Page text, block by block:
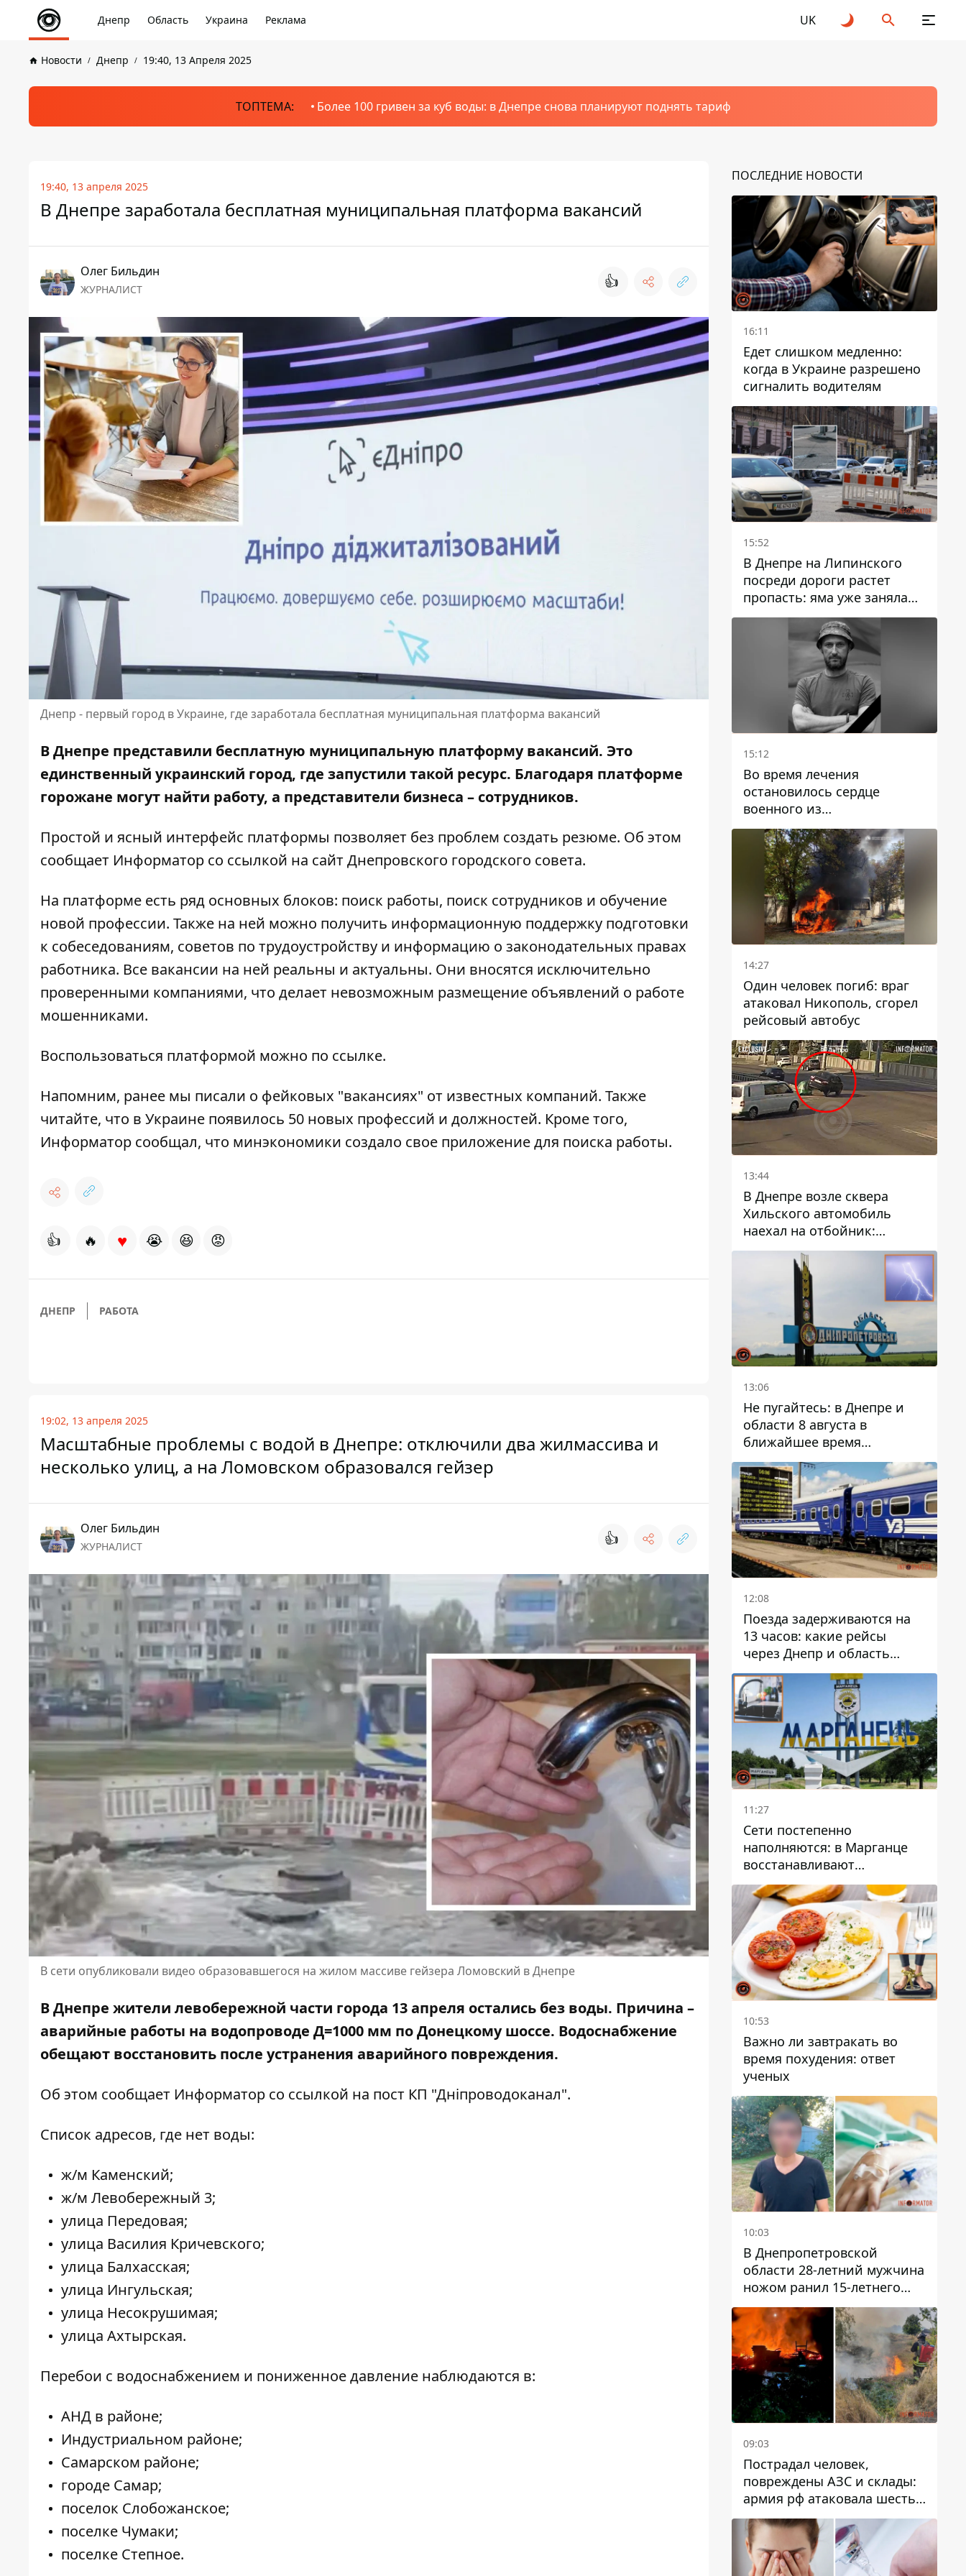
Днепр Область Украина Реклама UK
Новости Днепр 19:40, 13 Апреля 2025
ТОПТЕМА: Более 100 гривен за куб воды: в Днепре снова планируют поднять тариф
19:40, 13 апреля 2025
В Днепре заработала бесплатная муниципальная платформа вакансий
Олег Бильдин
ЖУРНАЛИСТ 👍
Днепр - первый город в Украине, где заработала бесплатная муниципальная платформа вакансий
В Днепре представили бесплатную муниципальную платформу вакансий. Это
единственный украинский город, где запустили такой ресурс. Благодаря платформе
горожане могут найти работу, а представители бизнеса – сотрудников.
Простой и ясный интерфейс платформы позволяет без проблем создать резюме. Об этом
сообщает Информатор со ссылкой на сайт Днепровского городского совета.
На платформе есть ряд основных блоков: поиск работы, поиск сотрудников и обучение
новой профессии. Также на ней можно получить информационную поддержку подготовки
к собеседованиям, советов по трудоустройству и информацию о законодательных правах
работника. Все вакансии на ней реальны и актуальны. Они вносятся исключительно
проверенными компаниями, что делает невозможным размещение объявлений о работе
мошенниками.
Воспользоваться платформой можно по ссылке.
Напомним, ранее мы писали о фейковых "вакансиях" от известных компаний. Также
читайте, что в Украине появилось 50 новых профессий и должностей. Кроме того,
Информатор сообщал, что минэкономики создало свое приложение для поиска работы.
👍 🔥 ♥ 😭 😆 😡
ДНЕПР РАБОТА
19:02, 13 апреля 2025
Масштабные проблемы с водой в Днепре: отключили два жилмассива и
несколько улиц, а на Ломовском образовался гейзер
Олег Бильдин
ЖУРНАЛИСТ 👍
В сети опубликовали видео образовавшегося на жилом массиве гейзера Ломовский в Днепре
В Днепре жители левобережной части города 13 апреля остались без воды. Причина –
аварийные работы на водопроводе Д=1000 мм по Донецкому шоссе. Водоснабжение
обещают восстановить после устранения аварийного повреждения.
Об этом сообщает Информатор со ссылкой на пост КП "Дніпроводоканал".
Список адресов, где нет воды:
ж/м Каменский;
ж/м Левобережный 3;
улица Передовая;
улица Василия Кричевского;
улица Балхасская;
улица Ингульская;
улица Несокрушимая;
улица Ахтырская.
Перебои с водоснабжением и пониженное давление наблюдаются в:
АНД в районе;
Индустриальном районе;
Самарском районе;
городе Самар;
поселок Слобожанское;
поселке Чумаки;
поселке Степное.
ПОСЛЕДНИЕ НОВОСТИ
16:11
Едет слишком медленно:
когда в Украине разрешено
сигналить водителям
15:52
В Днепре на Липинского
посреди дороги растет
пропасть: яма уже заняла
полосу движения
15:12
Во время лечения
остановилось сердце
военного из
Днепропетровской области
Ростислава Лупашко
14:27
Один человек погиб: враг
атаковал Никополь, сгорел
рейсовый автобус
13:44
В Днепре возле сквера
Хильского автомобиль
наехал на отбойник:
момент происшествия
13:06
Не пугайтесь: в Днепре и
области 8 августа в
ближайшее время
ожидается гроза
12:08
Поезда задерживаются на
13 часов: какие рейсы
через Днепр и область
выбились из графика
11:27
Сети постепенно
наполняются: в Марганце
восстанавливают
водоснабжение
10:53
Важно ли завтракать во
время похудения: ответ
ученых
10:03
В Днепропетровской
области 28-летний мужчина
ножом ранил 15-летнего
парня
09:03
Пострадал человек,
повреждены АЗС и склады:
армия рф атаковала шесть
районов Днепропетровской
области